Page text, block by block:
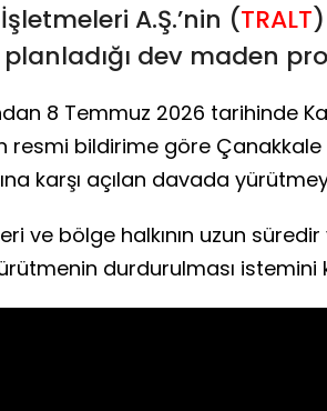
A.Ş.’nin (TRALT
dev maden
8 Temmuz 2026 tarihinde
resmi bildirime göre Çanakkale
karşı açılan davada
ve bölge halkının uzun
durdurulması istemini